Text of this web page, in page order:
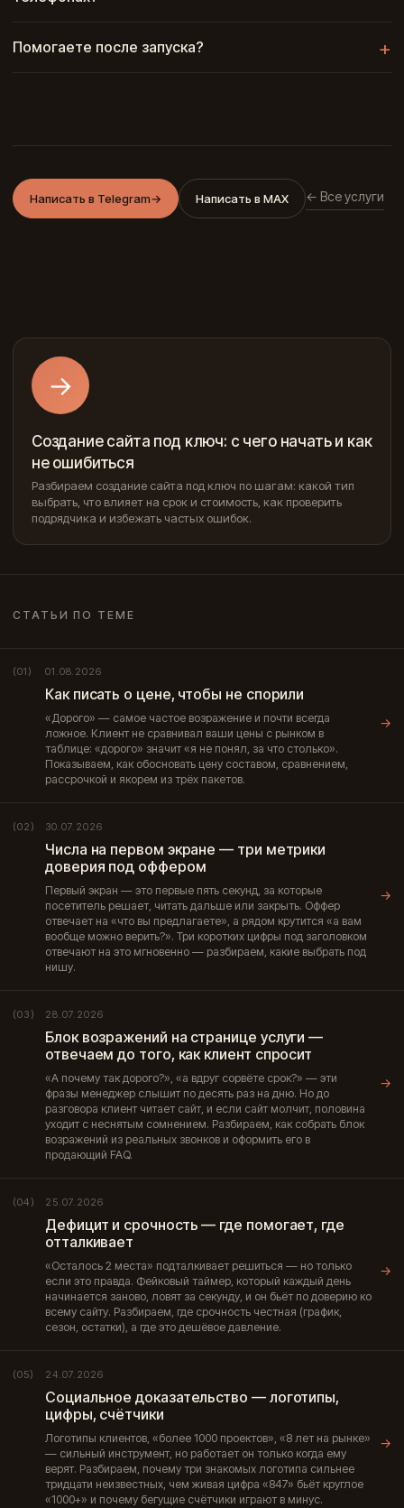
Помогаете после запуска?
Написать в Telegram→ Написать в MAX ← Все услуги
→
Создание сайта под ключ: с чего начать и как
не ошибиться
Разбираем создание сайта под ключ по шагам: какой тип
выбрать, что влияет на срок и стоимость, как проверить
подрядчика и избежать частых ошибок.
СТАТЬИ ПО ТЕМЕ
(01) 01.08.2026
Как писать о цене, чтобы не спорили
«Дорого» — самое частое возражение и почти всегда
ложное. Клиент не сравнивал ваши цены с рынком в
таблице: «дорого» значит «я не понял, за что столько».
Показываем, как обосновать цену составом, сравнением,
рассрочкой и якорем из трёх пакетов.
→
(02) 30.07.2026
Числа на первом экране — три метрики
доверия под оффером
Первый экран — это первые пять секунд, за которые
посетитель решает, читать дальше или закрыть. Оффер
отвечает на «что вы предлагаете», а рядом крутится «а вам
вообще можно верить?». Три коротких цифры под заголовком
отвечают на это мгновенно — разбираем, какие выбрать под
нишу.
→
(03) 28.07.2026
Блок возражений на странице услуги —
отвечаем до того, как клиент спросит
«А почему так дорого?», «а вдруг сорвёте срок?» — эти
фразы менеджер слышит по десять раз на дню. Но до
разговора клиент читает сайт, и если сайт молчит, половина
уходит с неснятым сомнением. Разбираем, как собрать блок
возражений из реальных звонков и оформить его в
продающий FAQ.
→
(04) 25.07.2026
Дефицит и срочность — где помогает, где
отталкивает
«Осталось 2 места» подталкивает решиться — но только
если это правда. Фейковый таймер, который каждый день
начинается заново, ловят за секунду, и он бьёт по доверию ко
всему сайту. Разбираем, где срочность честная (график,
сезон, остатки), а где это дешёвое давление.
→
(05) 24.07.2026
Социальное доказательство — логотипы,
цифры, счётчики
Логотипы клиентов, «более 1000 проектов», «8 лет на рынке»
— сильный инструмент, но работает он только когда ему
верят. Разбираем, почему три знакомых логотипа сильнее
тридцати неизвестных, чем живая цифра «847» бьёт круглое
«1000+» и почему бегущие счётчики играют в минус.
→